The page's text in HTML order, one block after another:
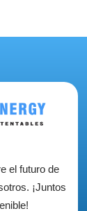
el futuro de
¡Juntos